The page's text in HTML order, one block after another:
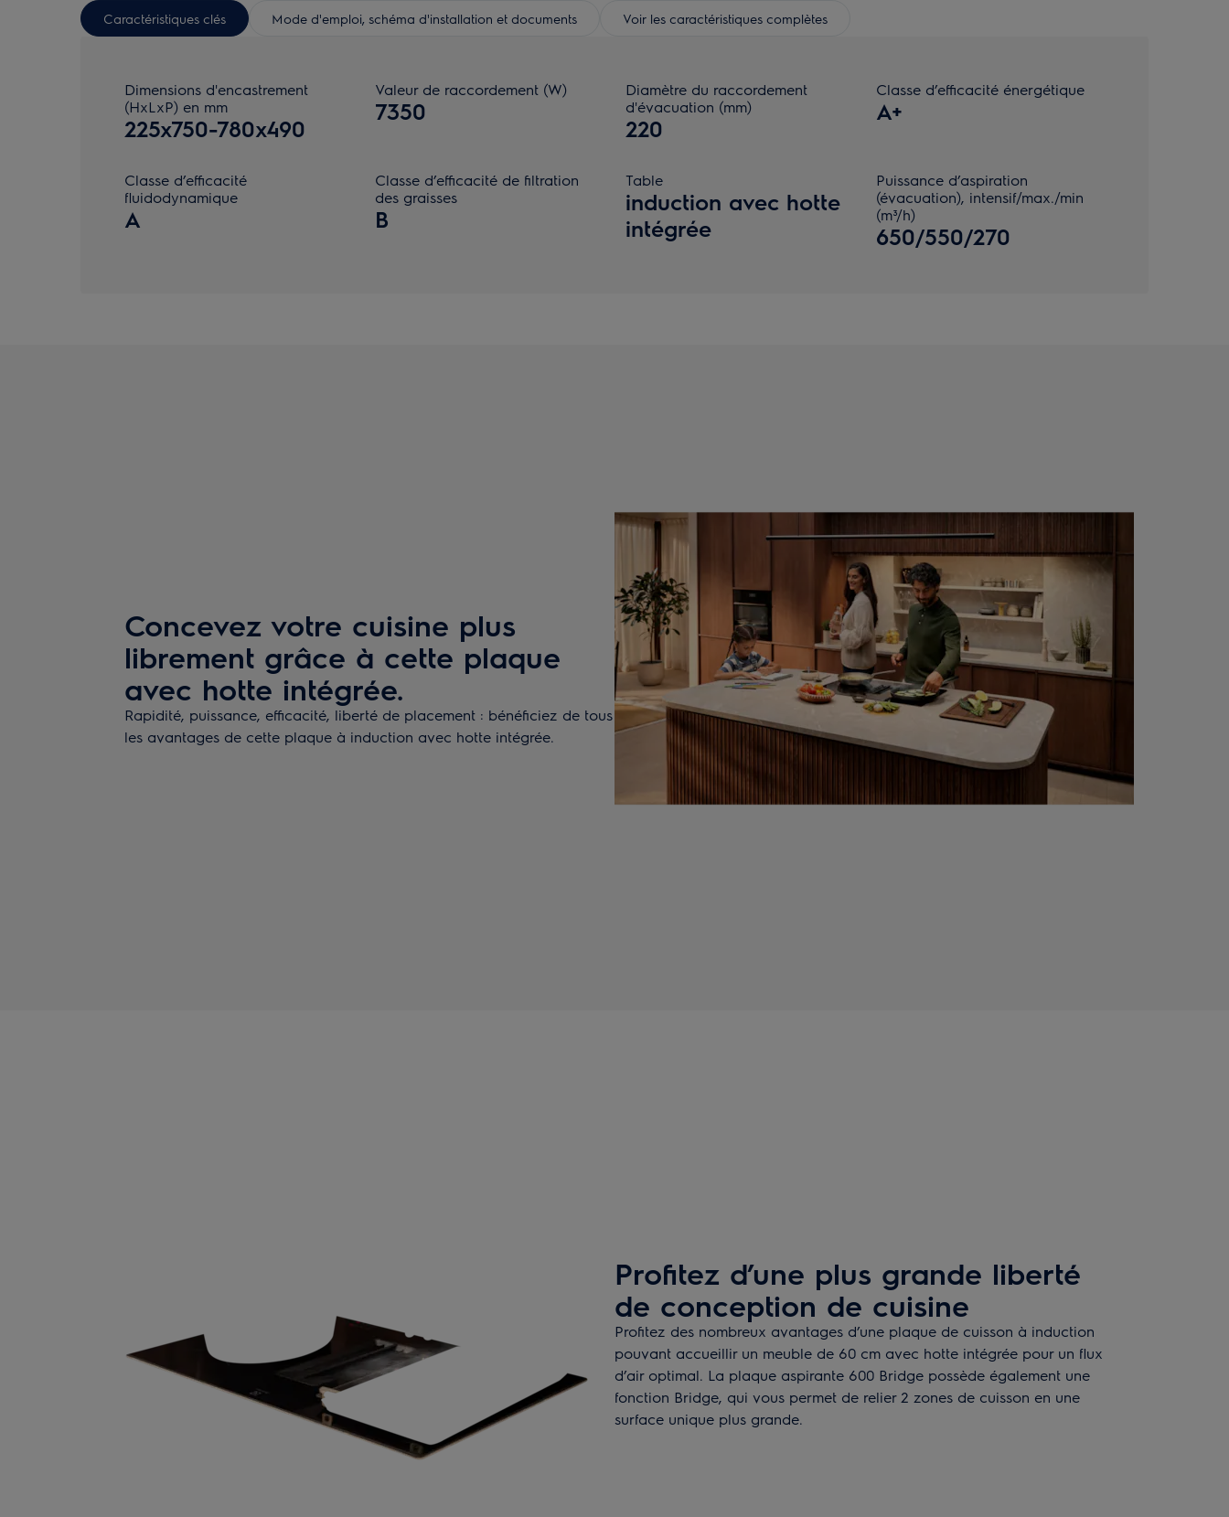
Caractéristiques clés Mode d'emploi, schéma d'installation et documents Voir les caractéristiques complètes
Dimensions d'encastrement
(HxLxP) en mm
225x750-780x490
Valeur de raccordement (W)
7350
Diamètre du raccordement
d'évacuation (mm)
220
Classe d’efficacité énergétique
A+
Classe d’efficacité
fluidodynamique
A
Classe d’efficacité de filtration
des graisses
B
Table
induction avec hotte
intégrée
Puissance d’aspiration
(évacuation), intensif/max./min
(m³/h)
650/550/270
Concevez votre cuisine plus
librement grâce à cette plaque
avec hotte intégrée.
Rapidité, puissance, efficacité, liberté de placement : bénéficiez de tous
les avantages de cette plaque à induction avec hotte intégrée.
Profitez d’une plus grande liberté
de conception de cuisine
Profitez des nombreux avantages d’une plaque de cuisson à induction
pouvant accueillir un meuble de 60 cm avec hotte intégrée pour un flux
d’air optimal. La plaque aspirante 600 Bridge possède également une
fonction Bridge, qui vous permet de relier 2 zones de cuisson en une
surface unique plus grande.